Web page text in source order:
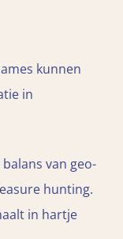
kunnen
in
van geo-
hunting.
in hartje